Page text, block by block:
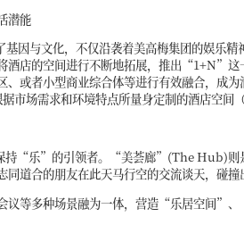
潜能
因与文化，不仅沿袭着美高梅集团的娱乐
酒店的空间进行不断地拓展，推出“1+N”
、或者小型商业综合体等进行有效融合，成
市场需求和环境特点所量身定制的酒店空
持“乐”的引领者。“美荟廊”(The Hub)则
同道合的朋友在此天马行空的交流谈天，碰
会议等多种场景融为一体，营造“乐居空